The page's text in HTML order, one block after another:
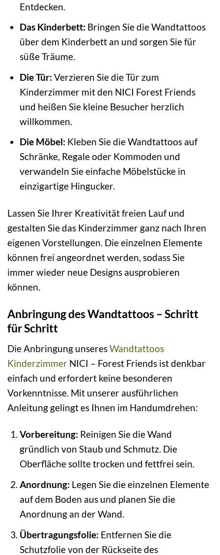
Entdecken.
Das Kinderbett: Bringen Sie die Wandtattoos
über dem Kinderbett an und sorgen Sie für
süße Träume.
Die Tür: Verzieren Sie die Tür zum
Kinderzimmer mit den NICI Forest Friends
und heißen Sie kleine Besucher herzlich
willkommen.
Die Möbel: Kleben Sie die Wandtattoos auf
Schränke, Regale oder Kommoden und
verwandeln Sie einfache Möbelstücke in
einzigartige Hingucker.
Lassen Sie Ihrer Kreativität freien Lauf und
gestalten Sie das Kinderzimmer ganz nach Ihren
eigenen Vorstellungen. Die einzelnen Elemente
können frei angeordnet werden, sodass Sie
immer wieder neue Designs ausprobieren
können.
Anbringung des Wandtattoos – Schritt
für Schritt
Die Anbringung unseresWandtattoos
Kinderzimmer NICI – Forest Friends ist denkbar
einfach und erfordert keine besonderen
Vorkenntnisse. Mit unserer ausführlichen
Anleitung gelingt es Ihnen im Handumdrehen:
Vorbereitung: Reinigen Sie die Wand
gründlich von Staub und Schmutz. Die
Oberfläche sollte trocken und fettfrei sein.
Anordnung: Legen Sie die einzelnen Elemente
auf dem Boden aus und planen Sie die
Anordnung an der Wand.
Übertragungsfolie: Entfernen Sie die
Schutzfolie von der Rückseite des